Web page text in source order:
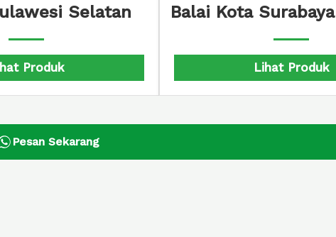
110×110 Tarukim Kota Siak
Lihat Produk
Pesan Sekarang